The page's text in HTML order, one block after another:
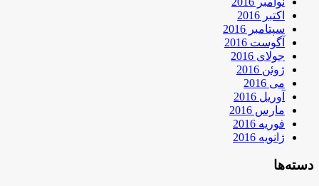
اکتبر 2016
سپتامبر 2016
آگوست 2016
جولای 2016
ژوئن 2016
می 2016
آوریل 2016
مارس 2016
فوریه 2016
ژانویه 2016
دسته‌ها